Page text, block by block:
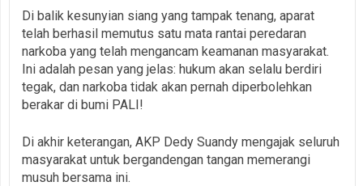
Di balik kesunyian siang yang tampak tenang, aparat
telah berhasil memutus satu mata rantai peredaran
narkoba yang telah mengancam keamanan masyarakat.
Ini adalah pesan yang jelas: hukum akan selalu berdiri
tegak, dan narkoba tidak akan pernah diperbolehkan
berakar di bumi PALI!
Di akhir keterangan, AKP Dedy Suandy mengajak seluruh
masyarakat untuk bergandengan tangan memerangi
musuh bersama ini.